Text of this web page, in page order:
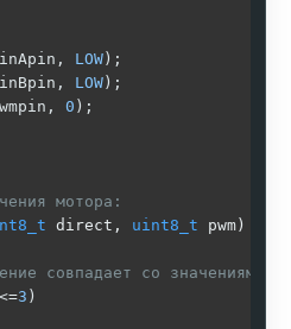
LOW );
LOW );
0 );
мотора:
direct, uint8_t pwm)
совпадает со значениями
3 )